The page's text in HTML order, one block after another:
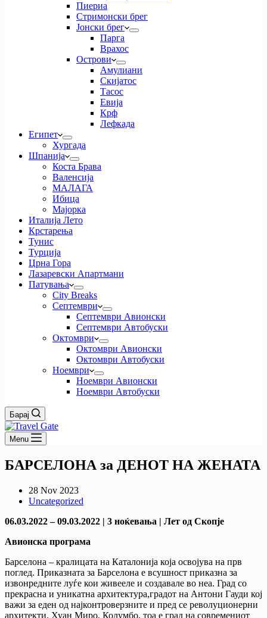
Пиериа
Стримонски брег
Јонски брег
Парга
Врахос
Острови
Амулиани
Скијатос
Тасос
Евија
Крф
Лефкада
Египет
Хургада
Шпанија
Коста Брава
Валенсија
МАЛАГА
Ибица
Мајорка
Италија Лето
Крстарења
Тунис
Турција
Црна Гора
Лазаревски Апартмани
Патувања
City Breaks
Септември
Септември Авионски
Септември Автобуски
Октомври
Октомври Авионски
Октомври Автобуски
Ноември
Ноември Авионски
Ноември Автобуски
Барај
Menu
БАРСЕЛОНА за ДЕНОТ НА ЖЕНАТА
28 Nov 2023
Uncategorized
06.03.2022 – 09.03.2022 | 3 ноќевања | Лет од Скопје
Авионска програма
Барселона – кралицата на Каталонија која освојува на прв
поглед. Приказната за Барселона е всушност приказна за
извонредните луѓе кои живееле и создавале во неа. Град со
прекрасна и уникатна архитектура,градот на Антони Гауди кој
важи за еден од најконтроверзните и пред се револуционерни
архитекти, Хуан Миро, Колумбо, тоа е град на современиот